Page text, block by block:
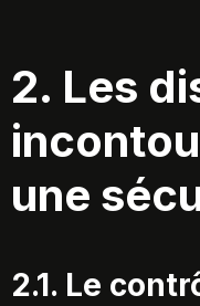
2. Les
une
2.1. Le